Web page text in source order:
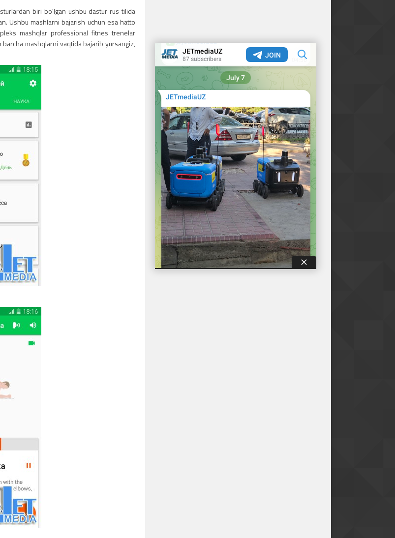
biri bo'lgan ushbu dastur rus tilida
Ushbu mashlarni bajarish uchun esa hatto
mashqlar professional fitnes trenelar
mashqlarni vaqtida bajarib yursangiz,